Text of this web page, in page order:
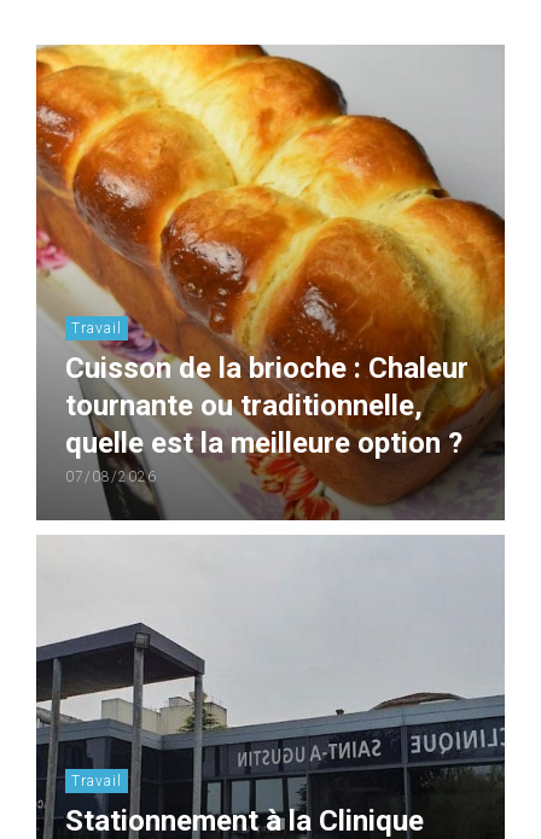
Travail
Cuisson de la brioche : Chaleur
tournante ou traditionnelle,
quelle est la meilleure option ?
07/08/2026
Travail
Stationnement à la Clinique